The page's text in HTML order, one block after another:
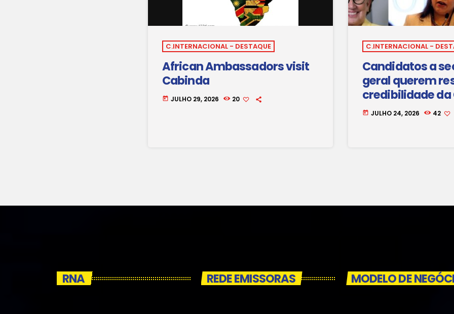
C.INTERNACIONAL - DESTAQUE
African Ambassadors visit
Cabinda
today JULHO 29, 2026 20
C.INTERNACIONAL -
Candidatos a
geral querem
credibilidade da
today JULHO 24, 2026 42
RNA REDE EMISSORAS MODELO DE